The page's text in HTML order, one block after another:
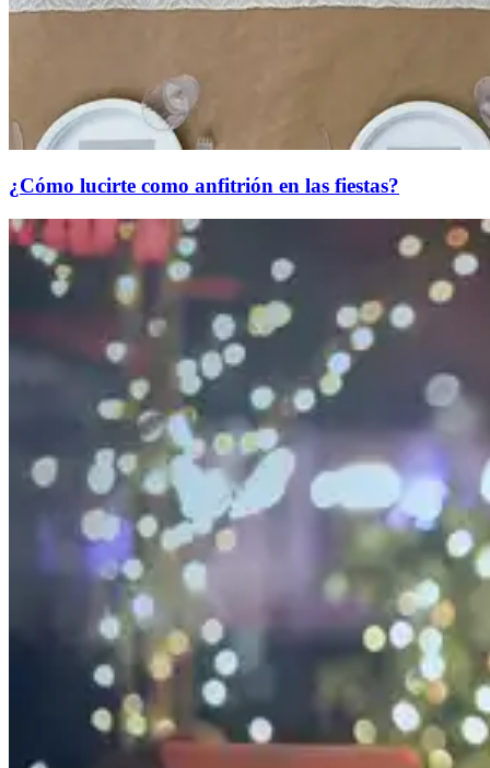
¿Cómo lucirte como anfitrión en las fiestas?